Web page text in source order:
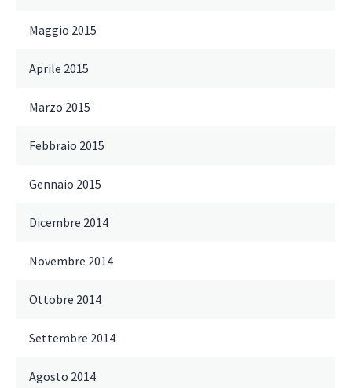
Maggio 2015
Aprile 2015
Marzo 2015
Febbraio 2015
Gennaio 2015
Dicembre 2014
Novembre 2014
Ottobre 2014
Settembre 2014
Agosto 2014